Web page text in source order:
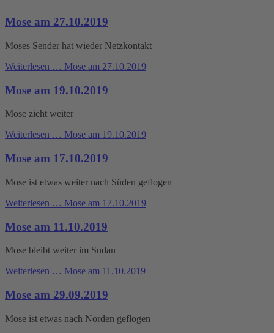
Mose am 27.10.2019
Moses Sender hat wieder Netzkontakt
Weiterlesen … Mose am 27.10.2019
Mose am 19.10.2019
Mose zieht weiter
Weiterlesen … Mose am 19.10.2019
Mose am 17.10.2019
Mose ist etwas weiter nach Süden geflogen
Weiterlesen … Mose am 17.10.2019
Mose am 11.10.2019
Mose bleibt weiter im Sudan
Weiterlesen … Mose am 11.10.2019
Mose am 29.09.2019
Mose ist etwas nach Norden geflogen